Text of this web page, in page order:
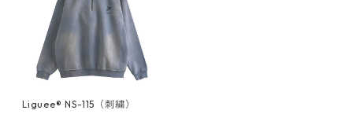
Liguee®️ NS-115（刺繍）